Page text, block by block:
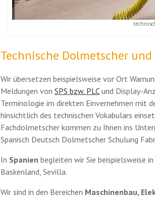
Technische Dolmetscher
Wir übersetzen beispielsweise vor Ort
Meldungen von SPS bzw. PLCund Display-
Terminologie im direkten Einvernehmen mit
hinsichtlich des technischen Vokabulars
Fachdolmetscher kommen zu Ihnen ins
Spanisch Deutsch Dolmetscher Schulung
In Spanien begleiten wir Sie beispielsweise
Baskenland, Sevilla.
Wir sind in den Bereichen Maschinenbau,